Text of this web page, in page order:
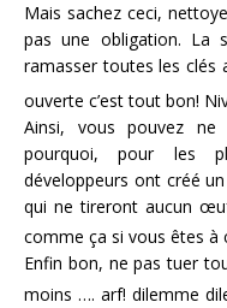
Mais sachez ceci,
pas une obligation. La
ramasser toutes les clés
ouverte c’est tout bon!
Ainsi, vous pouvez ne
pourquoi, pour les
développeurs ont créé
qui ne tireront aucun
comme ça si vous êtes à
Enfin bon, ne pas tuer
moins …. arf! dilemme